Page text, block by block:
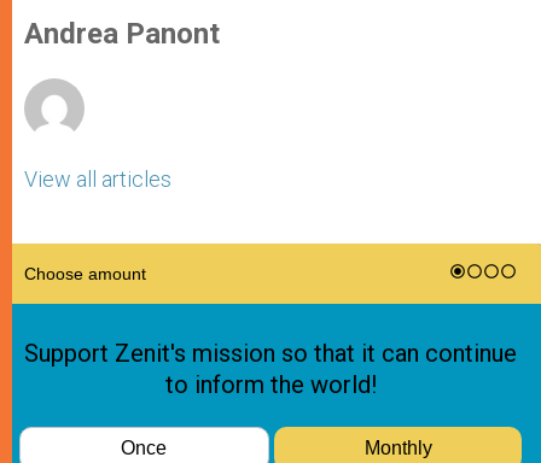
p
p
g
e
o
k
r
Andrea Panont
View all articles